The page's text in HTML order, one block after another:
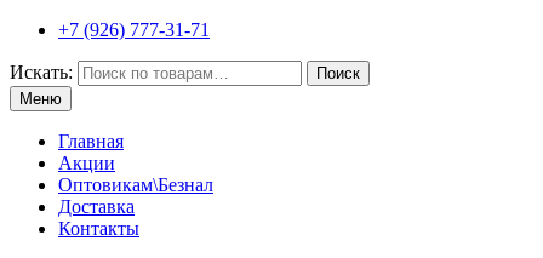
+7 (926) 777-31-71
Искать:
Поиск
Меню
Главная
Акции
Оптовикам\Безнал
Доставка
Контакты